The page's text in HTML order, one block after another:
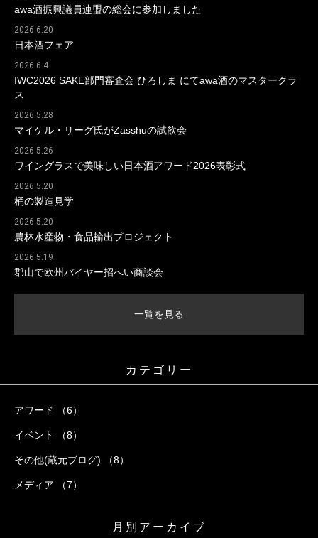
awa酒振興議員連盟の総会に参加しました
2026.6.20
日本酒フェア
2026.6.4
IWC2026 SAKE部門審査会 ひろしま にてawa酒のマスタークラ
ス
2026.5.28
マイケル・リーグ氏がZasshuの試飲会
2026.5.26
ワイングラスで美味しい日本酒アワード2026表彰式
2026.5.20
桶の製造見学
2026.5.20
農林水産物・食品輸出プロジェクト
2026.5.19
郡山で欧州バイヤー招へい商談会
一覧を見る
カテゴリー
アワード （6）
イベント （8）
その他(蔵元ブログ) （8）
メディア （7）
月別アーカイブ